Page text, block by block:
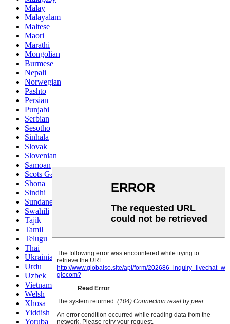
Malay
Malayalam
Maltese
Maori
Marathi
Mongolian
Burmese
Nepali
Norwegian
Pashto
Persian
Punjabi
Serbian
Sesotho
Sinhala
Slovak
Slovenian
Samoan
Scots Gaelic
Shona
Sindhi
Sundanese
Swahili
Tajik
Tamil
Telugu
Thai
Ukrainian
Urdu
Uzbek
Vietnamese
Welsh
Xhosa
Yiddish
Yoruba